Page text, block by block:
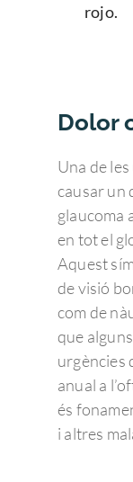
rojo.
Dolor
Una de
causar un
glaucoma
en tot el
Aquest
de visió
com de
que
urgències
anual a
és
i altres